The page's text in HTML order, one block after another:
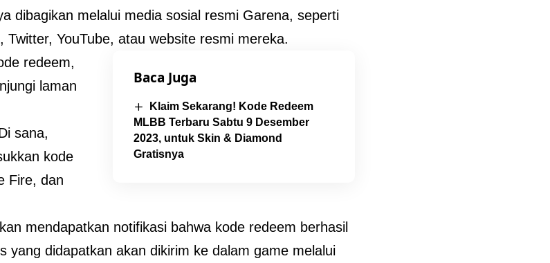
dibagikan melalui media sosial resmi Garena, seperti
Twitter, YouTube, atau website resmi mereka.
Baca Juga
Klaim Sekarang! Kode Redeem
MLBB Terbaru Sabtu 9 Desember
2023, untuk Skin & Diamond
Gratisnya
redeem,
laman
sana,
kode
Fire, dan
mendapatkan notifikasi bahwa kode redeem berhasil
yang didapatkan akan dikirim ke dalam game melalui